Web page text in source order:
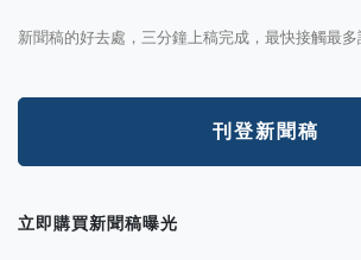
新聞稿的好去處，三分鐘上稿完成，最快接觸最多
刊登新聞稿
立即購買新聞稿曝光